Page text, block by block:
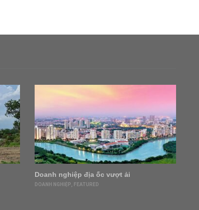
Doanh nghiệp địa ốc vượt ải
DOANH NGHIỆP FEATURED